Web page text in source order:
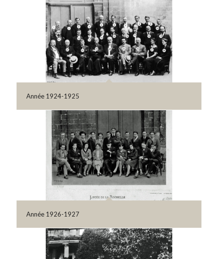
Année 1924-1925
Année 1926-1927